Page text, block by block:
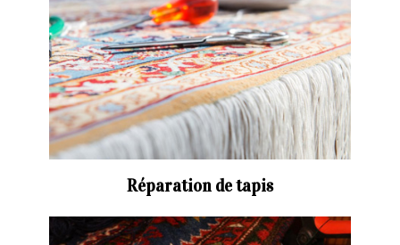
Réparation de tapis